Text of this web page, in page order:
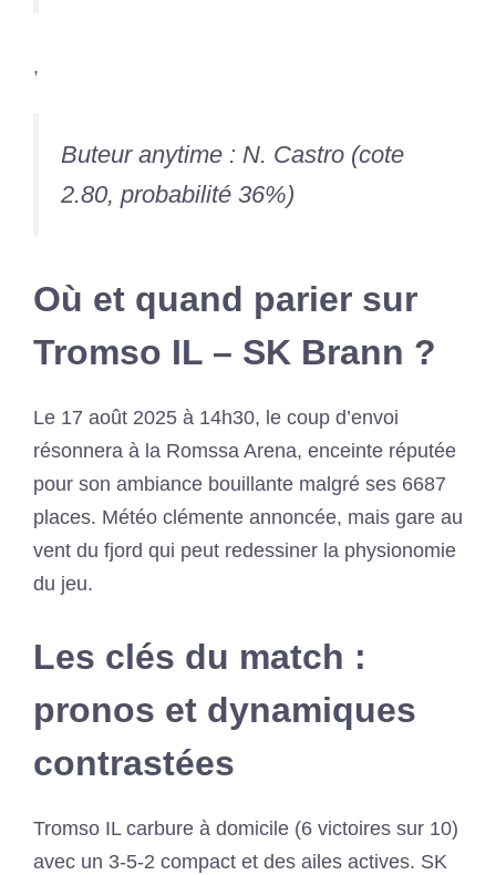
,
Buteur anytime : N. Castro (cote
2.80, probabilité 36%)
Où et quand parier sur
Tromso IL – SK Brann ?
Le 17 août 2025 à 14h30, le coup d’envoi
résonnera à la Romssa Arena, enceinte réputée
pour son ambiance bouillante malgré ses 6687
places. Météo clémente annoncée, mais gare au
vent du fjord qui peut redessiner la physionomie
du jeu.
Les clés du match :
pronos et dynamiques
contrastées
Tromso IL carbure à domicile (6 victoires sur 10)
avec un 3-5-2 compact et des ailes actives. SK